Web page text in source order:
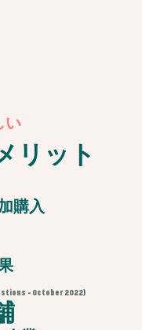
い
リット
購入
- October 2022)